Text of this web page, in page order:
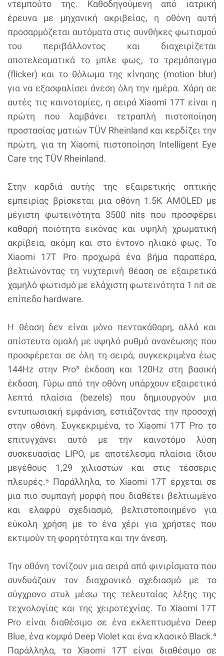
ντεμπούτο της. Καθοδηγούμενη από ιατρική
έρευνα με μηχανική ακριβείας, η οθόνη αυτή
προσαρμόζεται αυτόματα στις συνθήκες φωτισμού
του περιβάλλοντος και διαχειρίζεται
αποτελεσματικά το μπλε φως, το τρεμόπαιγμα
(flicker) και το θόλωμα της κίνησης (motion blur)
για να εξασφαλίσει άνεση όλη την ημέρα. Χάρη σε
αυτές τις καινοτομίες, η σειρά Xiaomi 17T είναι η
πρώτη που λαμβάνει τετραπλή πιστοποίηση
προστασίας ματιών TÜV Rheinland και κερδίζει την
πρώτη, για τη Xiaomi, πιστοποίηση Intelligent Eye
Care της TÜV Rheinland.
Στην καρδιά αυτής της εξαιρετικής οπτικής
εμπειρίας βρίσκεται μια οθόνη 1.5K AMOLED με
μέγιστη φωτεινότητα 3500 nits που προσφέρει
καθαρή ποιότητα εικόνας και υψηλή χρωματική
ακρίβεια, ακόμη και στο έντονο ηλιακό φως. Το
Xiaomi 17T Pro προχωρά ένα βήμα παραπέρα,
βελτιώνοντας τη νυχτερινή θέαση σε εξαιρετικά
χαμηλό φωτισμό με ελάχιστη φωτεινότητα 1 nit σε
επίπεδο hardware.
Η θέαση δεν είναι μόνο πεντακάθαρη, αλλά και
απίστευτα ομαλή με υψηλό ρυθμό ανανέωσης που
προσφέρεται σε όλη τη σειρά, συγκεκριμένα έως
144Hz στην Pro³ έκδοση και 120Hz στη βασική
έκδοση. Γύρω από την οθόνη υπάρχουν εξαιρετικά
λεπτά πλαίσια (bezels) που δημιουργούν μια
εντυπωσιακή εμφάνιση, εστιάζοντας την προσοχή
στην οθόνη. Συγκεκριμένα, το Xiaomi 17T Pro το
επιτυγχάνει αυτό με την καινοτόμο λύση
συσκευασίας LIPO, με αποτέλεσμα πλαίσια ίδιου
μεγέθους 1,29 χιλιοστών και στις τέσσερις
πλευρές.⁵ Παράλληλα, το Xiaomi 17T έρχεται σε
μια πιο συμπαγή μορφή που διαθέτει βελτιωμένο
και ελαφρύ σχεδιασμό, βελτιστοποιημένο για
εύκολη χρήση με το ένα χέρι για χρήστες που
εκτιμούν τη φορητότητα και την άνεση.
Την οθόνη τονίζουν μια σειρά από φινιρίσματα που
συνδυάζουν τον διαχρονικό σχεδιασμό με το
σύγχρονο στυλ μέσω της τελευταίας λέξης της
τεχνολογίας και της χειροτεχνίας. Το Xiaomi 17T
Pro είναι διαθέσιμο σε ένα εκλεπτυσμένο Deep
Blue, ένα κομψό Deep Violet και ένα κλασικό Black.⁴
Παράλληλα, το Xiaomi 17T είναι διαθέσιμο σε